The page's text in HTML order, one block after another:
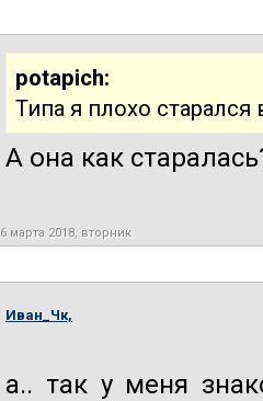
potapich:
Типа я плохо
А она как
6 марта 2018, вторник
Иван_Чк,
а.. так у меня